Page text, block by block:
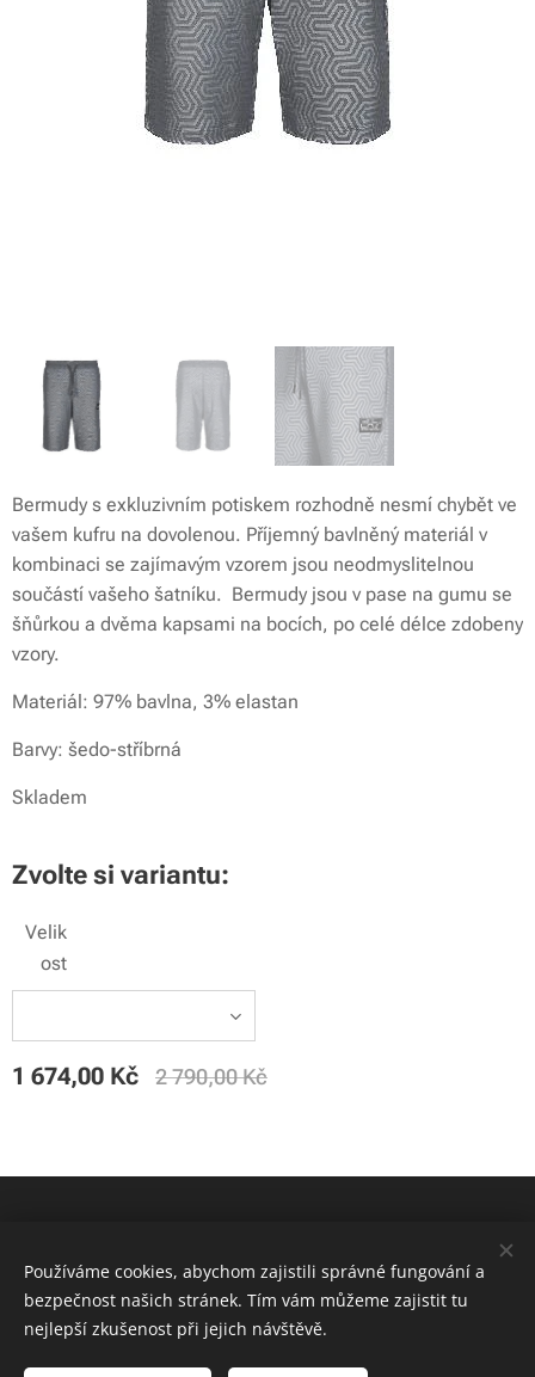
Bermudy s exkluzivním potiskem rozhodně nesmí chybět ve
vašem kufru na dovolenou. Příjemný bavlněný materiál v
kombinaci se zajímavým vzorem jsou neodmyslitelnou
součástí vašeho šatníku. Bermudy jsou v pase na gumu se
šňůrkou a dvěma kapsami na bocích, po celé délce zdobeny
vzory.
Materiál: 97% bavlna, 3% elastan
Barvy: šedo-stříbrná
Skladem
Zvolte si variantu:
Velik
ost
1 674,00 Kč 2 790,00Kč
Cookies
Používáme cookies, abychom zajistili správné fungování a
bezpečnost našich stránek. Tím vám můžeme zajistit tu
nejlepší zkušenost při jejich návštěvě.